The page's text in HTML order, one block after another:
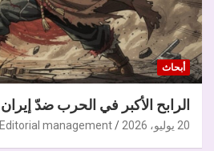
أبحاث
الرابح الأكبر في الحرب ضدّ إيران
20 يوليو، 2026 Editorial management